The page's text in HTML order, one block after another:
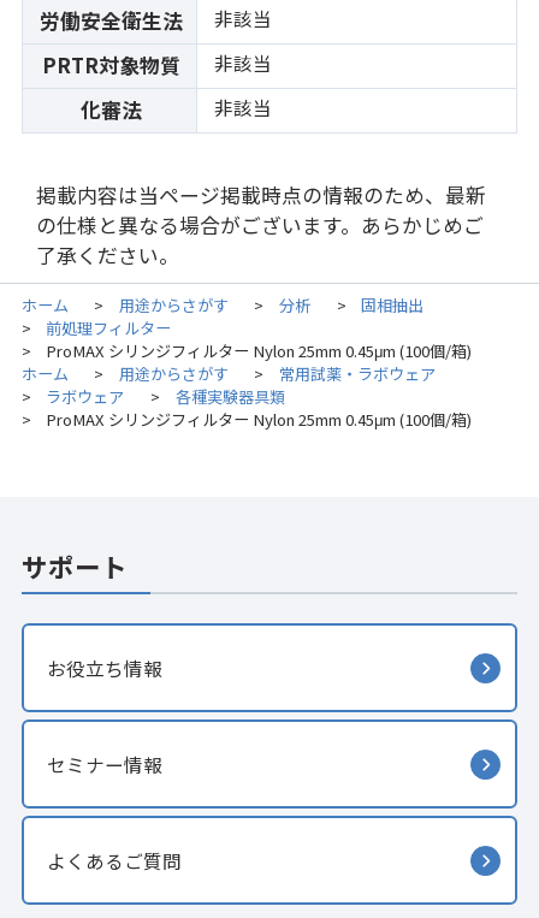
労働安全衛生法 非該当
PRTR対象物質 非該当
化審法 非該当
掲載内容は当ページ掲載時点の情報のため、最新
の仕様と異なる場合がございます。あらかじめご
了承ください。
ホーム > 用途からさがす > 分析 > 固相抽出
> 前処理フィルター
>
ProMAX シリンジフィルター Nylon 25mm 0.45μm (100個/箱)
ホーム
> 用途からさがす > 常用試薬・ラボウェア
> ラボウェア > 各種実験器具類
> ProMAX シリンジフィルター Nylon 25mm 0.45μm (100個/箱)
サポート
お役立ち情報
セミナー情報
よくあるご質問